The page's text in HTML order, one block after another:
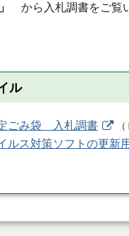
から入札調書をご覧
ル
ごみ袋 入札調書 （
ルス対策ソフトの更新